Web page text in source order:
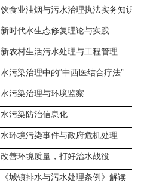
饮食业油烟与污水治理执法实务知识
新时代水生态修复理论与实践
新农村生活污水处理与工程管理
水污染治理中的“中西医结合疗法”
水污染治理与环境监察
水污染防治信息化
水环境污染事件与政府危机处理
改善环境质量，打好治水战役
《城镇排水与污水处理条例》解读